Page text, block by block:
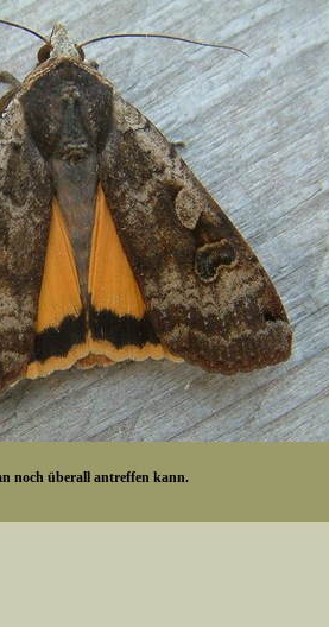
noch überall antreffen kann.